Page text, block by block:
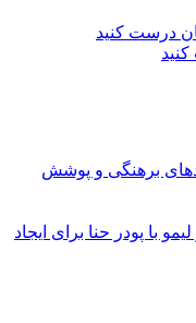
برهنگی و پوشش